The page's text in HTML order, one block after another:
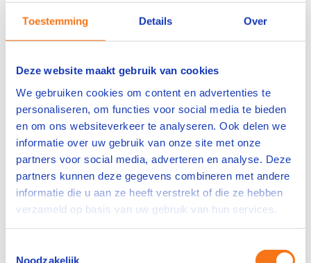
Toestemming Details Over
Deze website maakt gebruik van cookies
We gebruiken cookies om content en advertenties te
personaliseren, om functies voor social media te bieden
en om ons websiteverkeer te analyseren. Ook delen we
informatie over uw gebruik van onze site met onze
partners voor social media, adverteren en analyse. Deze
partners kunnen deze gegevens combineren met andere
informatie die u aan ze heeft verstrekt of die ze hebben
verzameld op basis van uw gebruik van hun services.
Noodzakelijk
van twee gezamenlijke vakantieperiodes;
Wat wij vragen
Technisch inzicht en interesse in machines en
productieprocessen;
Beheersing van de Nederlandse taal of de
motivatie om deze te leren;
Bereidheid om in een 2-ploegendienst te
werken en fulltime beschikbaarheid (40 uur per
week).
MBO werk- en denkniveau;